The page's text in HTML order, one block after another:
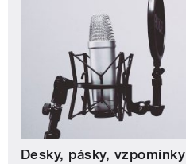
Desky, pásky, vzpomínky